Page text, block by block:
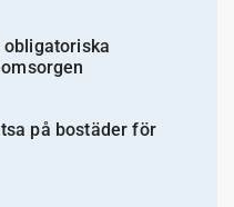
obligatoriska
på bostäder för